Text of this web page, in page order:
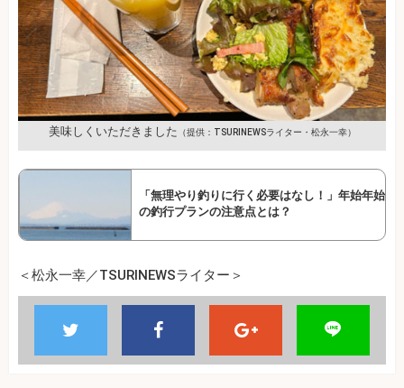
美味しくいただきました （提供：TSURINEWSライター・松永一幸）
「無理やり釣りに行く必要はなし！」年始年始
の釣行プランの注意点とは？
＜松永一幸／TSURINEWSライター＞